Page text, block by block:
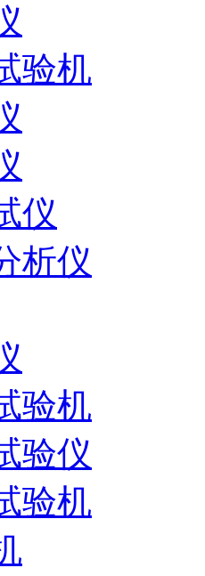
验机
仪
析仪
验机
验仪
验机